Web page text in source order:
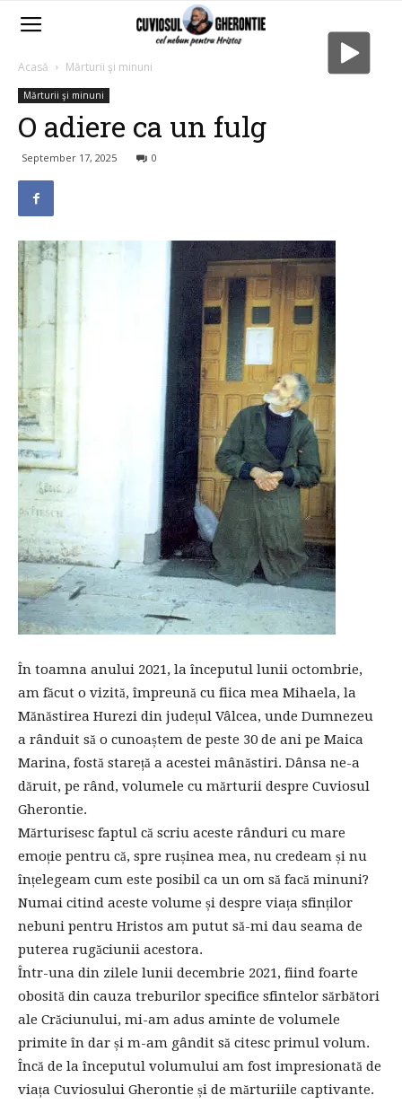
Acasă Mărturii şi minuni
Mărturii şi minuni
O adiere ca un fulg
September 17, 2025 0
În toamna anului 2021, la începutul lunii octombrie,
am făcut o vizită, împreună cu fiica mea Mihaela, la
Mănăstirea Hurezi din județul Vâlcea, unde Dumnezeu
a rânduit să o cunoaștem de peste 30 de ani pe Maica
Marina, fostă stareță a acestei mânăstiri. Dânsa ne-a
dăruit, pe rând, volumele cu mărturii despre Cuviosul
Gherontie.
Mărturisesc faptul că scriu aceste rânduri cu mare
emoție pentru că, spre rușinea mea, nu credeam și nu
înțelegeam cum este posibil ca un om să facă minuni?
Numai citind aceste volume și despre viața sfinților
nebuni pentru Hristos am putut să-mi dau seama de
puterea rugăciunii acestora.
Într-una din zilele lunii decembrie 2021, fiind foarte
obosită din cauza treburilor specifice sfintelor sărbători
ale Crăciunului, mi-am adus aminte de volumele
primite în dar și m-am gândit să citesc primul volum.
Încă de la începutul volumului am fost impresionată de
viața Cuviosului Gherontie și de mărturiile captivante.